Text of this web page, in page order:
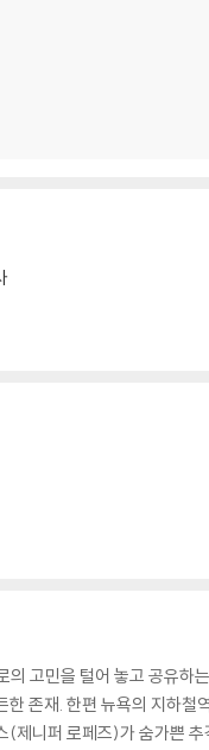
고민을 털어 놓고 공유하
존재. 한편 뉴욕의 지하철
제니퍼 로페즈)가 숨가쁜